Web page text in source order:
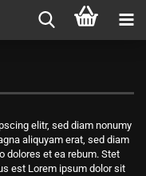
elitr, sed diam nonumy
aliquyam erat, sed diam
dolores et ea rebum. Stet
est Lorem ipsum dolor sit